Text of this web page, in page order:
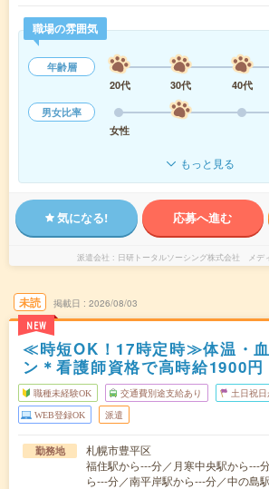
職場の雰囲気
年齢層
20代
30代 40代
男女比率
女性
もっと見る
気になる! 応募へ進む
派遣会社 日研トータルソーシング株式会社 メデ
未読
NEW
掲載日 2026/08/03
≪時短OK！17時定時≫体温・
ン＊看護師資格で高時給1900円
職種未経験OK 交通費別途支給あり 土日祝
WEB登録OK 派遣
勤務地
札幌市豊平区
福住駅から---分／月寒中央駅から---
ら---分／南平岸駅から---分／中の島